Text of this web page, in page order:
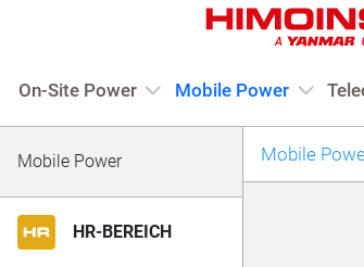
On-Site Power Mobile Power
Mobile Power
HR-BEREICH
Mobile